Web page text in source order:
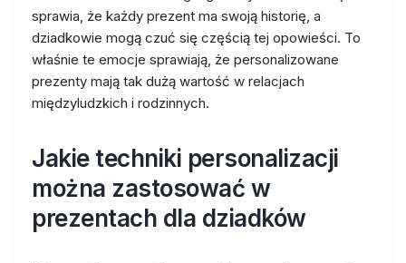
sprawia, że każdy prezent ma swoją historię, a
dziadkowie mogą czuć się częścią tej opowieści. To
właśnie te emocje sprawiają, że personalizowane
prezenty mają tak dużą wartość w relacjach
międzyludzkich i rodzinnych.
Jakie techniki personalizacji
można zastosować w
prezentach dla dziadków